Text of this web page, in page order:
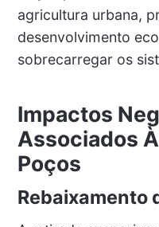
agricultura urbana,
desenvolvimento
sobrecarregar os
Impactos
Associados
Poços
Rebaixamento